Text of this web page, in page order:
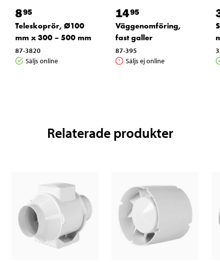
895
Teleskoprör, Ø100
mm x 300 – 500 mm
87-3820
Säljs online
1495
Väggenomföring,
fast galler
87-395
Säljs ej online
Relaterade produkter